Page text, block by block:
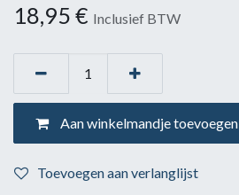
18,95 € Inclusief BTW
Aan winkelmandje toevoegen
Toevoegen aan verlanglijst